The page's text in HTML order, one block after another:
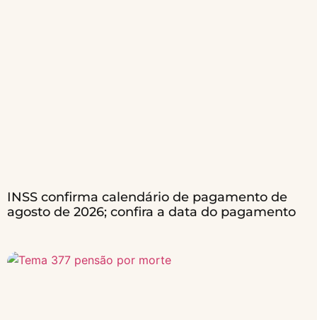
INSS confirma calendário de pagamento de
agosto de 2026; confira a data do pagamento